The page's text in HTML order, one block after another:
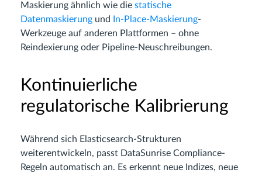
Maskierung ähnlich wie die statische
Datenmaskierung und In-Place-Maskierung-
Werkzeuge auf anderen Plattformen – ohne
Reindexierung oder Pipeline-Neuschreibungen.
Kontinuierliche
regulatorische Kalibrierung
Während sich Elasticsearch-Strukturen
weiterentwickeln, passt DataSunrise Compliance-
Regeln automatisch an. Es erkennt neue Indizes, neue